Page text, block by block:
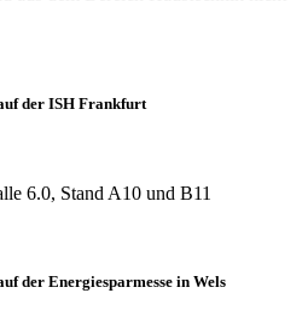
der ISH Frankfurt
6.0, Stand A10 und B11
der Energiesparmesse in Wels